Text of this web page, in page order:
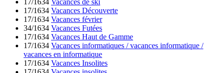
17/1634 Vacances Découverte
17/1634 Vacances février
34/1634 Vacances Futées
17/1634 Vacances Haut de Gamme
17/1634 Vacances informatiques / vacances informatique /
vacances en informatique
17/1634 Vacances Insolites